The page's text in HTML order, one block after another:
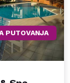
PUTOVANJA